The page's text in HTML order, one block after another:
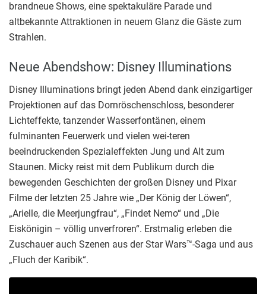
brandneue Shows, eine spektakuläre Parade und
altbekannte Attraktionen in neuem Glanz die Gäste zum
Strahlen.
Neue Abendshow: Disney Illuminations
Disney Illuminations bringt jeden Abend dank einzigartiger
Projektionen auf das Dornröschenschloss, besonderer
Lichteffekte, tanzender Wasserfontänen, einem
fulminanten Feuerwerk und vielen wei-teren
beeindruckenden Spezialeffekten Jung und Alt zum
Staunen. Micky reist mit dem Publikum durch die
bewegenden Geschichten der großen Disney und Pixar
Filme der letzten 25 Jahre wie „Der König der Löwen“,
„Arielle, die Meerjungfrau“, „Findet Nemo“ und „Die
Eiskönigin – völlig unverfroren“. Erstmalig erleben die
Zuschauer auch Szenen aus der Star Wars™-Saga und aus
„Fluch der Karibik“.